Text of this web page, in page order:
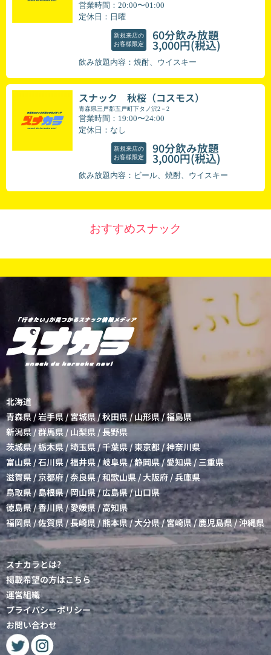
営業時間：20:00〜01:00
定休日：日曜
新規来店の
お客様限定
60分飲み放題
3,000円(税込)
飲み放題内容：焼酎、ウイスキー
スナック 秋桜（コスモス）
青森県三戸郡五戸町下タノ沢2－2
営業時間：19:00〜24:00
定休日：なし
新規来店の
お客様限定
90分飲み放題
3,000円(税込)
飲み放題内容：ビール、焼酎、ウイスキー
おすすめスナック
北海道
青森県/岩手県/宮城県/秋田県 / 山形県/福島県
新潟県/群馬県 / 山梨県 /長野県
茨城県 /栃木県/埼玉県/千葉県/東京都 /神奈川県
富山県 /石川県 /福井県/岐阜県/静岡県/愛知県/三重県
滋賀県/京都府/奈良県 /和歌山県/大阪府 /兵庫県
鳥取県 / 島根県/岡山県/広島県/山口県
徳島県/香川県/愛媛県 /高知県
福岡県 /佐賀県 /長崎県/熊本県/大分県/宮崎県/鹿児島県/沖縄県
スナカラとは?
掲載希望の方はこちら
運営組織
プライバシーポリシー
お問い合わせ